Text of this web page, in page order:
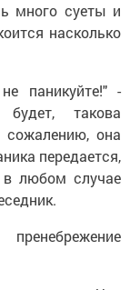
много суеты и
насколько
паникуйте!" -
такова
сожалению, она
передается,
любом случае